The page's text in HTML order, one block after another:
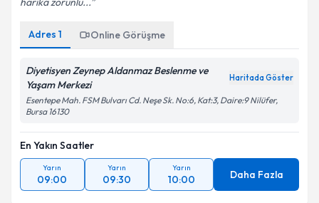
Adres 1 Online Görüşme
Diyetisyen Zeynep Aldanmaz Beslenme ve
Yaşam Merkezi
Haritada Göster
Esentepe Mah. FSM Bulvarı Cd. Neşe Sk. No:6, Kat:3, Daire:9 Nilüfer,
Bursa 16130
En Yakın Saatler
Yarın
09:00
Yarın
09:30
Yarın
10:00 Daha Fazla